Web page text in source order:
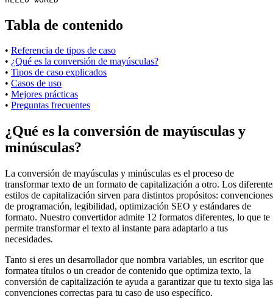
Tabla de contenido
• Referencia de tipos de caso
• ¿Qué es la conversión de mayúsculas?
• Tipos de caso explicados
• Casos de uso
• Mejores prácticas
• Preguntas frecuentes
¿Qué es la conversión de mayúsculas y
minúsculas?
La conversión de mayúsculas y minúsculas es el proceso de
transformar texto de un formato de capitalización a otro. Los
estilos de capitalización sirven para distintos propósitos: convenciones
de programación, legibilidad, optimización SEO y estándares de
formato. Nuestro convertidor admite 12 formatos diferentes, lo que te
permite transformar el texto al instante para adaptarlo a tus
necesidades.
Tanto si eres un desarrollador que nombra variables, un escritor que
formatea títulos o un creador de contenido que optimiza texto, la
conversión de capitalización te ayuda a garantizar que tu texto siga las
convenciones correctas para tu caso de uso específico.